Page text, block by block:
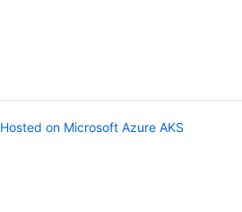
Hosted on Microsoft Azure AKS